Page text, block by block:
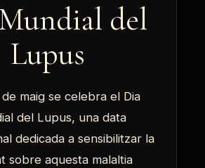
del
Lupus
de maig se celebra el Dia
del Lupus, una data
dedicada a sensibilitzar la
sobre aquesta malaltia